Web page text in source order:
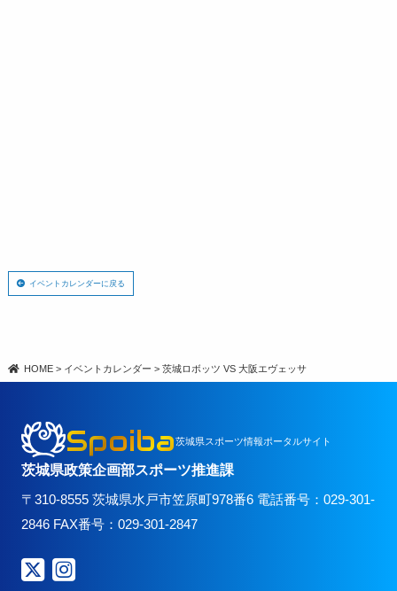
イベントカレンダーに戻る
HOME > イベントカレンダー >茨城ロボッツ VS 大阪エヴェッサ
Spoiba茨城県スポーツ情報ポータルサイト
茨城県政策企画部スポーツ推進課
〒310-8555 茨城県水戸市笠原町978番6 電話番号：029-301-
2846 FAX番号：029-301-2847